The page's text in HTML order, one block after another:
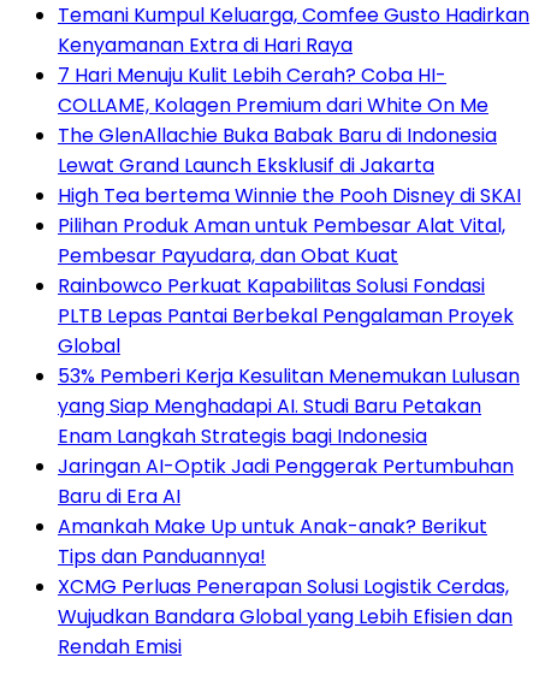
Temani Kumpul Keluarga, Comfee Gusto Hadirkan
Kenyamanan Extra di Hari Raya
7 Hari Menuju Kulit Lebih Cerah? Coba HI-
COLLAME, Kolagen Premium dari White On Me
The GlenAllachie Buka Babak Baru di Indonesia
Lewat Grand Launch Eksklusif di Jakarta
High Tea bertema Winnie the Pooh Disney di SKAI
Pilihan Produk Aman untuk Pembesar Alat Vital,
Pembesar Payudara, dan Obat Kuat
Rainbowco Perkuat Kapabilitas Solusi Fondasi
PLTB Lepas Pantai Berbekal Pengalaman Proyek
Global
53% Pemberi Kerja Kesulitan Menemukan Lulusan
yang Siap Menghadapi AI. Studi Baru Petakan
Enam Langkah Strategis bagi Indonesia
Jaringan AI-Optik Jadi Penggerak Pertumbuhan
Baru di Era AI
Amankah Make Up untuk Anak-anak? Berikut
Tips dan Panduannya!
XCMG Perluas Penerapan Solusi Logistik Cerdas,
Wujudkan Bandara Global yang Lebih Efisien dan
Rendah Emisi